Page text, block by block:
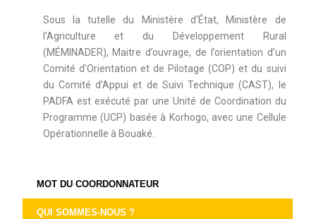
Sous la tutelle du Ministère d’État, Ministère de
l’Agriculture et du Développement Rural
(MÉMINADER), Maitre d’ouvrage, de l’orientation d’un
Comité d’Orientation et de Pilotage (COP) et du suivi
du Comité d’Appui et de Suivi Technique (CAST), le
PADFA est exécuté par une Unité de Coordination du
Programme (UCP) basée à Korhogo, avec une Cellule
Opérationnelle à Bouaké.
MOT DU COORDONNATEUR
QUI SOMMES-NOUS ?